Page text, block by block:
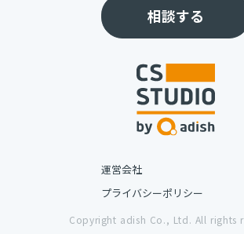
相談する
運営会社
プライバシーポリシー
Copyright adish Co., Ltd. All rights